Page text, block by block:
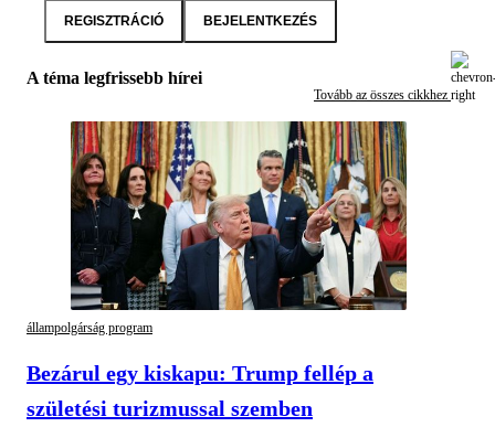
REGISZTRÁCIÓ BEJELENTKEZÉS
A téma legfrissebb hírei
Tovább az összes cikkhez
állampolgárság program
Bezárul egy kiskapu: Trump fellép a
születési turizmussal szemben